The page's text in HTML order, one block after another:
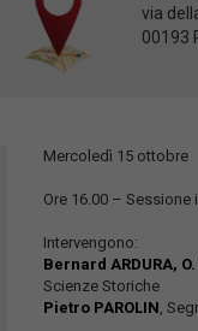
via
00193
Mercoledì 15 ottobre
Ore 16.00 – Sessione
Intervengono:
Bernard ARDURA, O.
Scienze Storiche
Pietro PAROLIN,